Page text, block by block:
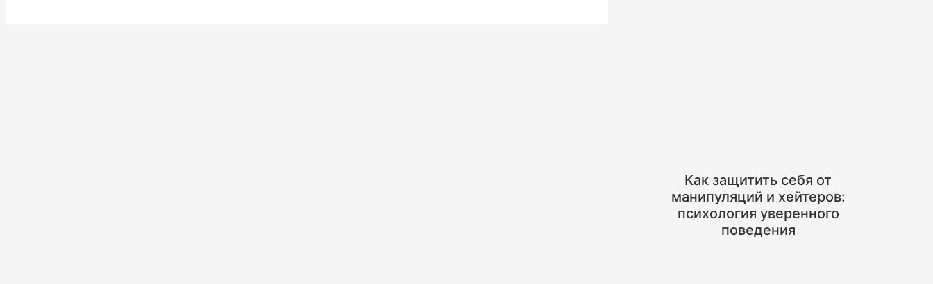
Как защитить себя от
манипуляций и хейтеров:
психология уверенного
поведения